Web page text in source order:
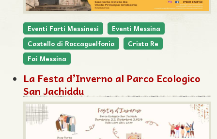
Eventi Forti Messinesi
Eventi Messina
Castello di Roccaguelfonia
Cristo Re
Fai Messina
La Festa d’Inverno al Parco Ecologico
San Jachiddu